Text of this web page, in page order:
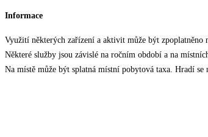
Informace
Využití některých zařízení a aktivit může být zpoplatněno
Některé služby jsou závislé na ročním období a na
Na místě může být splatná místní pobytová taxa. Hradí